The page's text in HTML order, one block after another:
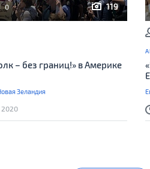
119
0
– без границ!» в Америке
Зеландия
2020